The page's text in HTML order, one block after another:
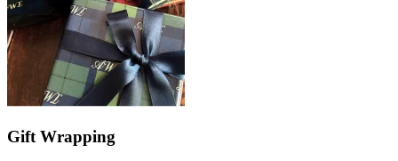
Gift Wrapping